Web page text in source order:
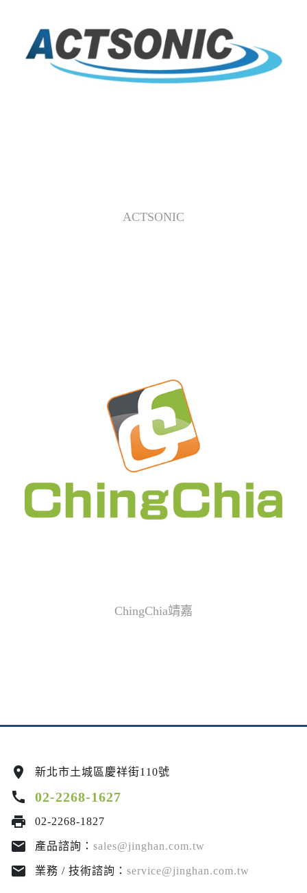
ACTSONIC
ChingChia靖嘉
location_on 新北市土城區慶祥街110號
call 02-2268-1627
print 02-2268-1827
email 產品諮詢： sales@jinghan.com.tw
email 業務 / 技術諮詢： service@jinghan.com.tw